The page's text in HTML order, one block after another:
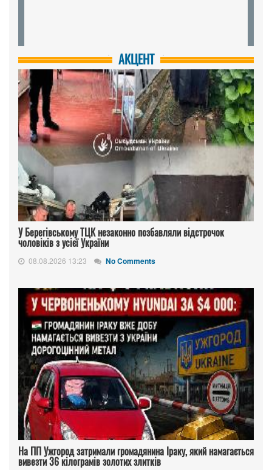
АКЦЕНТ
У Берегівському ТЦК незаконно позбавляли відстрочок
чоловіків з усієї України
08.08.2026 13:23 No Comments
На ПП Ужгород затримали громадянина Іраку, який намагається
вивезти 36 кілограмів золотих злитків